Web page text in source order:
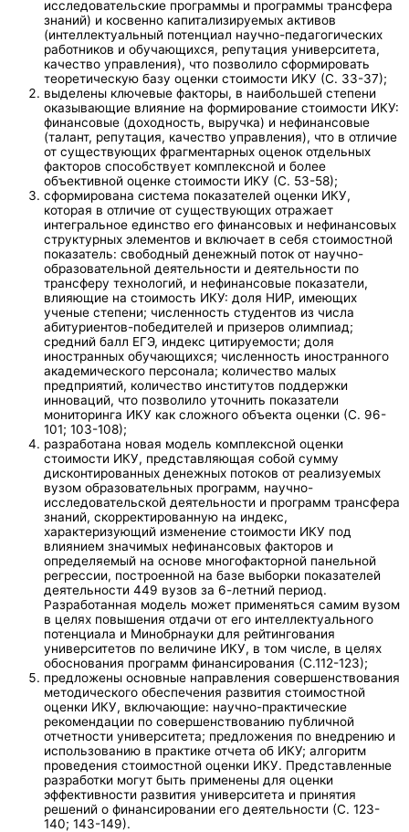
исследовательские программы и программы трансфера
знаний) и косвенно капитализируемых активов
(интеллектуальный потенциал научно-педагогических
работников и обучающихся, репутация университета,
качество управления), что позволило сформировать
теоретическую базу оценки стоимости ИКУ (С. 33-37);
выделены ключевые факторы, в наибольшей степени
оказывающие влияние на формирование стоимости ИКУ:
финансовые (доходность, выручка) и нефинансовые
(талант, репутация, качество управления), что в отличие
от существующих фрагментарных оценок отдельных
факторов способствует комплексной и более
объективной оценке стоимости ИКУ (С. 53-58);
сформирована система показателей оценки ИКУ,
которая в отличие от существующих отражает
интегральное единство его финансовых и нефинансовых
структурных элементов и включает в себя стоимостной
показатель: свободный денежный поток от научно-
образовательной деятельности и деятельности по
трансферу технологий, и нефинансовые показатели,
влияющие на стоимость ИКУ: доля НИР, имеющих
ученые степени; численность студентов из числа
абитуриентов-победителей и призеров олимпиад;
средний балл ЕГЭ, индекс цитируемости; доля
иностранных обучающихся; численность иностранного
академического персонала; количество малых
предприятий, количество институтов поддержки
инноваций, что позволило уточнить показатели
мониторинга ИКУ как сложного объекта оценки (С. 96-
101; 103-108);
разработана новая модель комплексной оценки
стоимости ИКУ, представляющая собой сумму
дисконтированных денежных потоков от реализуемых
вузом образовательных программ, научно-
исследовательской деятельности и программ трансфера
знаний, скорректированную на индекс,
характеризующий изменение стоимости ИКУ под
влиянием значимых нефинансовых факторов и
определяемый на основе многофакторной панельной
регрессии, построенной на базе выборки показателей
деятельности 449 вузов за 6-летний период.
Разработанная модель может применяться самим вузом
в целях повышения отдачи от его интеллектуального
потенциала и Минобрнауки для рейтингования
университетов по величине ИКУ, в том числе, в целях
обоснования программ финансирования (С.112-123);
предложены основные направления совершенствования
методического обеспечения развития стоимостной
оценки ИКУ, включающие: научно-практические
рекомендации по совершенствованию публичной
отчетности университета; предложения по внедрению и
использованию в практике отчета об ИКУ; алгоритм
проведения стоимостной оценки ИКУ. Представленные
разработки могут быть применены для оценки
эффективности развития университета и принятия
решений о финансировании его деятельности (С. 123-
140; 143-149).